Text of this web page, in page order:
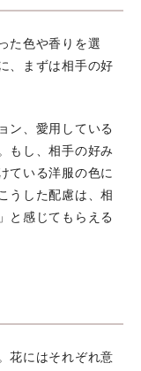
た色や香りを選
、まずは相手の好
ン、愛用している
もし、相手の好み
ている洋服の色に
うした配慮は、相
と感じてもらえる
花にはそれぞれ意